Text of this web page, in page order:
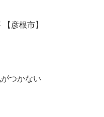
彦根市】
つかない